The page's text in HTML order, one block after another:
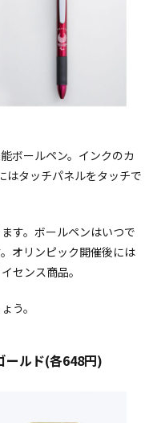
ボールペン。インクのカ
はタッチパネルをタッチで
す。ボールペンはいつで
オリンピック開催後には
センス商品。
う。
ールド(各648円)